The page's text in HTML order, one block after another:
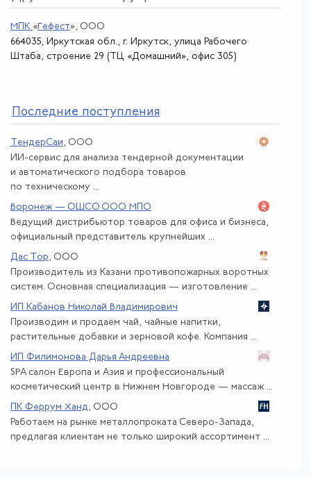
МПК «Гефест», ООО
664035, Иркутская обл., г. Иркутск, улица Рабочего
Штаба, строение 29 (ТЦ «Домашний», офис 305)
Последние поступления
ТендерСаи , ООО
ИИ-сервис для анализа тендерной документации
и автоматического подбора товаров
по техническому ...
Воронеж — ОШСО ООО МПО
Ведущий дистрибьютор товаров для офиса и бизнеса,
официальный представитель крупнейших ...
Дас Тор , ООО
Производитель из Казани противопожарных воротных
систем. Основная специализация — изготовление ...
ИП Кабанов Николай Владимирович
Производим и продаём чай, чайные напитки,
растительные добавки и зерновой кофе. Компания ...
ИП Филимонова Дарья Андреевна
SPA салон Европа и Азия и профессиональный
косметический центр в Нижнем Новгороде — массаж ...
ПК Феррум Ханд , ООО
Работаем на рынке металлопроката Северо-Запада,
предлагая клиентам не только широкий ассортимент ...